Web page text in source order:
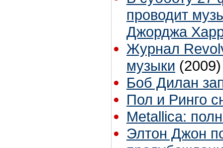
проводит
Джорджа
Журнал
музыки (2009)
Боб Дилан
Пол и Ринго
Metallica:
Элтон Джон